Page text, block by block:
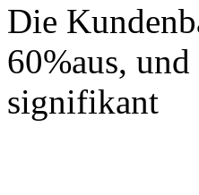
Die
60%aus,
signifikant